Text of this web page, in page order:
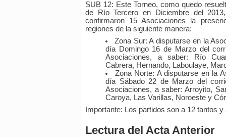
SUB 12: Este Torneo, como quedo
de Río Tercero en Diciembre del
confirmaron 15 Asociaciones la
regiones de la siguiente manera:
Zona Sur: A disputarse en la
día Domingo 16 de Marzo del
Asociaciones, a saber: Río
Cabrera, Hernando, Laboulaye,
Zona Norte: A disputarse en la
día Sábado 22 de Marzo del
Asociaciones, a saber: Arroyito,
Caroya, Las Varillas, Noroeste y
Importante: Los partidos son a 12 tantos
Lectura del Acta Anterior